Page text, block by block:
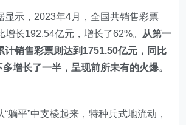
显示，2023年4月，全国共销售彩票
增长192.54亿元，增长了62%。
从第一
计销售彩票则达到1751.50亿元，同比
增长了一半，呈现前所未有的火爆。
躺平”中支棱起来，特种兵式地流动，